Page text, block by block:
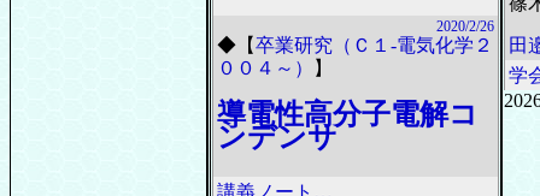
2020/2/26
◆ 【卒業研究（Ｃ１-電気化学２
００４～）
】
導電性高分子電解コ
ンデンサ
講義ノート…
田
学